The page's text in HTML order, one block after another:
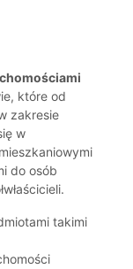
które od
zakresie
w
do osób
takimi